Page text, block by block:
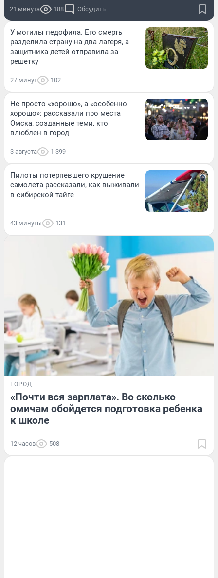
21 минута 188 Обсудить
У могилы педофила. Его смерть
разделила страну на два лагеря, а
защитника детей отправила за
решетку
27 минут 102
Не просто «хорошо», а «особенно
хорошо»: рассказали про места
Омска, созданные теми, кто
влюблен в город
3 августа 1 399
Пилоты потерпевшего крушение
самолета рассказали, как выживали
в сибирской тайге
43 минуты 131
ГОРОД
«Почти вся зарплата». Во сколько
омичам обойдется подготовка ребенка
к школе
12 часов 508